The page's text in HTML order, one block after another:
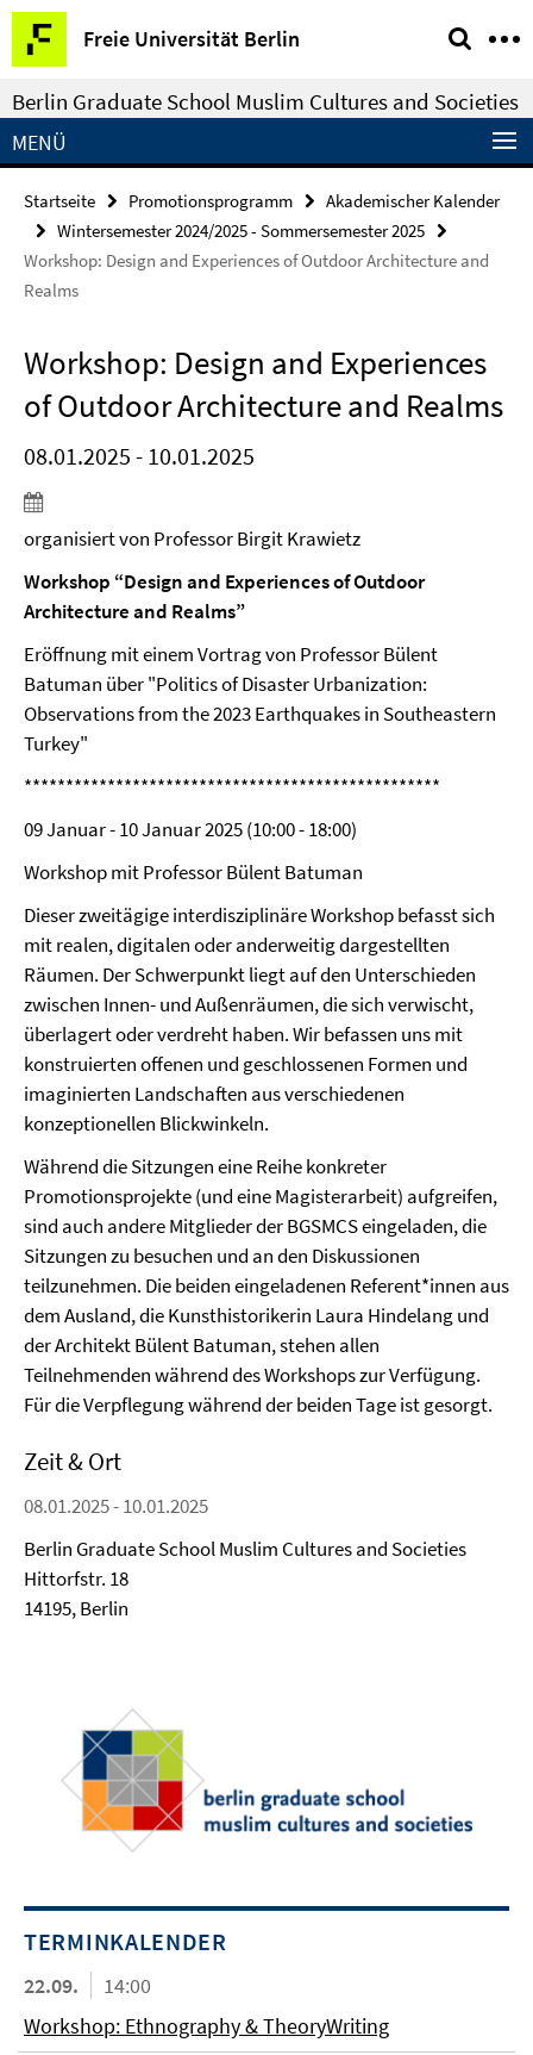
Springe
direkt
zu
Inhalt
Freie Universität Berlin
Service-
Navigation
Berlin Graduate School Muslim Cultures and Societies
MENÜ
Startseite Promotionsprogramm
Akademischer Kalender
Wintersemester 2024/2025 - Sommersemester 2025
Workshop: Design and Experiences of Outdoor Architecture and
Realms
Workshop: Design and Experiences
of Outdoor Architecture and Realms
08.01.2025 - 10.01.2025
organisiert von Professor Birgit Krawietz
Workshop “Design and Experiences of Outdoor
Architecture and Realms”
Eröffnung mit einem Vortrag von Professor Bülent
Batuman über "Politics of Disaster Urbanization:
Observations from the 2023 Earthquakes in Southeastern
Turkey"
**************************************************
09 Januar - 10 Januar 2025 (10:00 - 18:00)
Workshop mit Professor Bülent Batuman
Dieser zweitägige interdisziplinäre Workshop befasst sich
mit realen, digitalen oder anderweitig dargestellten
Räumen. Der Schwerpunkt liegt auf den Unterschieden
zwischen Innen- und Außenräumen, die sich verwischt,
überlagert oder verdreht haben. Wir befassen uns mit
konstruierten offenen und geschlossenen Formen und
imaginierten Landschaften aus verschiedenen
konzeptionellen Blickwinkeln.
Während die Sitzungen eine Reihe konkreter
Promotionsprojekte (und eine Magisterarbeit) aufgreifen,
sind auch andere Mitglieder der BGSMCS eingeladen, die
Sitzungen zu besuchen und an den Diskussionen
teilzunehmen. Die beiden eingeladenen Referent*innen aus
dem Ausland, die Kunsthistorikerin Laura Hindelang und
der Architekt Bülent Batuman, stehen allen
Teilnehmenden während des Workshops zur Verfügung.
Für die Verpflegung während der beiden Tage ist gesorgt.
Zeit & Ort
08.01.2025 - 10.01.2025
Berlin Graduate School Muslim Cultures and Societies
Hittorfstr. 18
14195, Berlin
TERMINKALENDER
22.09.
14:00
Workshop: Ethnography & TheoryWriting